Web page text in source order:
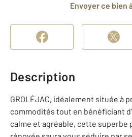
Envoyer ce bien
Description
GROLÉJAC, idéalement située à
commodités tout en bénéficiant
calme et agréable, cette